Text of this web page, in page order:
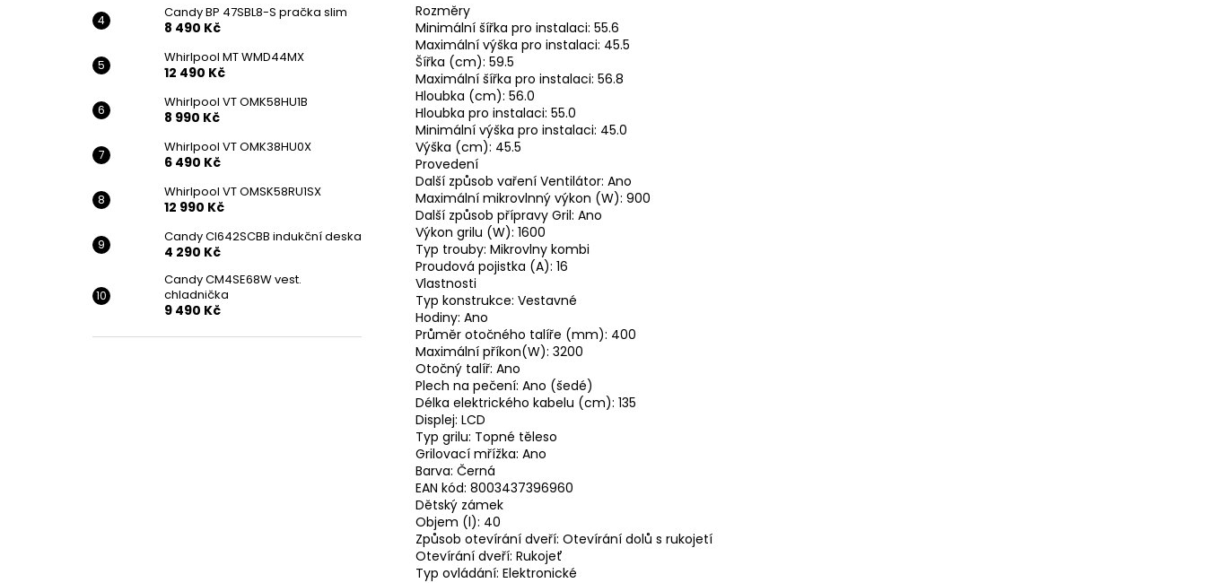
Candy BP 47SBL8-S pračka slim
8 490 Kč
Whirlpool MT WMD44MX
12 490 Kč
Whirlpool VT OMK58HU1B
8 990 Kč
Whirlpool VT OMK38HU0X
6 490 Kč
Whirlpool VT OMSK58RU1SX
12 990 Kč
Candy CI642SCBB indukční deska
4 290 Kč
Candy CM4SE68W vest.
chladnička
9 490 Kč
Rozměry
Minimální šířka pro instalaci: 55.6
Maximální výška pro instalaci: 45.5
Šířka (cm): 59.5
Maximální šířka pro instalaci: 56.8
Hloubka (cm): 56.0
Hloubka pro instalaci: 55.0
Minimální výška pro instalaci: 45.0
Výška (cm): 45.5
Provedení
Další způsob vaření Ventilátor: Ano
Maximální mikrovlnný výkon (W): 900
Další způsob přípravy Gril: Ano
Výkon grilu (W): 1600
Typ trouby: Mikrovlny kombi
Proudová pojistka (A): 16
Vlastnosti
Typ konstrukce: Vestavné
Hodiny: Ano
Průměr otočného talíře (mm): 400
Maximální příkon(W): 3200
Otočný talíř: Ano
Plech na pečení: Ano (šedé)
Délka elektrického kabelu (cm): 135
Displej: LCD
Typ grilu: Topné těleso
Grilovací mřížka: Ano
Barva: Černá
EAN kód: 8003437396960
Dětský zámek
Objem (l): 40
Způsob otevírání dveří: Otevírání dolů s rukojetí
Otevírání dveří: Rukojeť
Typ ovládání: Elektronické